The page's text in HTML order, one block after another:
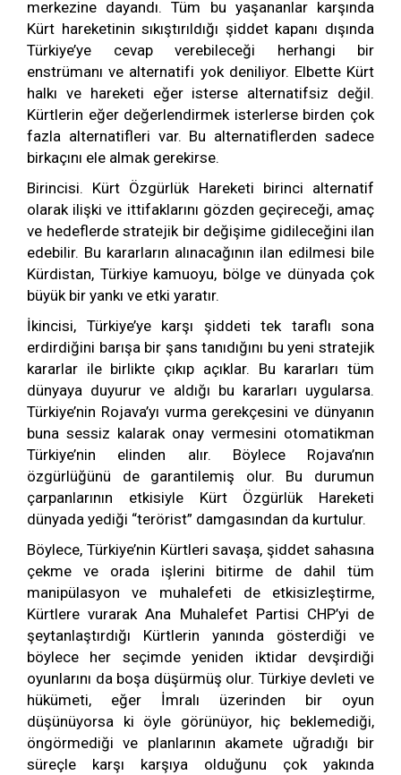
merkezine dayandı. Tüm bu yaşananlar karşında
Kürt hareketinin sıkıştırıldığı şiddet kapanı dışında
Türkiye’ye cevap verebileceği herhangi bir
enstrümanı ve alternatifi yok deniliyor. Elbette Kürt
halkı ve hareketi eğer isterse alternatifsiz değil.
Kürtlerin eğer değerlendirmek isterlerse birden çok
fazla alternatifleri var. Bu alternatiflerden sadece
birkaçını ele almak gerekirse.
Birincisi. Kürt Özgürlük Hareketi birinci alternatif
olarak ilişki ve ittifaklarını gözden geçireceği, amaç
ve hedeflerde stratejik bir değişime gidileceğini ilan
edebilir. Bu kararların alınacağının ilan edilmesi bile
Kürdistan, Türkiye kamuoyu, bölge ve dünyada çok
büyük bir yankı ve etki yaratır.
İkincisi, Türkiye’ye karşı şiddeti tek taraflı sona
erdirdiğini barışa bir şans tanıdığını bu yeni stratejik
kararlar ile birlikte çıkıp açıklar. Bu kararları tüm
dünyaya duyurur ve aldığı bu kararları uygularsa.
Türkiye’nin Rojava’yı vurma gerekçesini ve dünyanın
buna sessiz kalarak onay vermesini otomatikman
Türkiye’nin elinden alır. Böylece Rojava’nın
özgürlüğünü de garantilemiş olur. Bu durumun
çarpanlarının etkisiyle Kürt Özgürlük Hareketi
dünyada yediği “terörist” damgasından da kurtulur.
Böylece, Türkiye’nin Kürtleri savaşa, şiddet sahasına
çekme ve orada işlerini bitirme de dahil tüm
manipülasyon ve muhalefeti de etkisizleştirme,
Kürtlere vurarak Ana Muhalefet Partisi CHP’yi de
şeytanlaştırdığı Kürtlerin yanında gösterdiği ve
böylece her seçimde yeniden iktidar devşirdiği
oyunlarını da boşa düşürmüş olur. Türkiye devleti ve
hükümeti, eğer İmralı üzerinden bir oyun
düşünüyorsa ki öyle görünüyor, hiç beklemediği,
öngörmediği ve planlarının akamete uğradığı bir
süreçle karşı karşıya olduğunu çok yakında